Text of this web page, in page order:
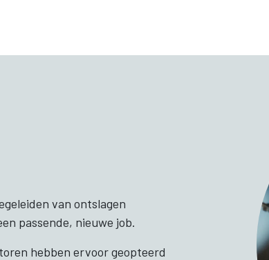
van ontslagen
passende, nieuwe job.
hebben ervoor geopteerd